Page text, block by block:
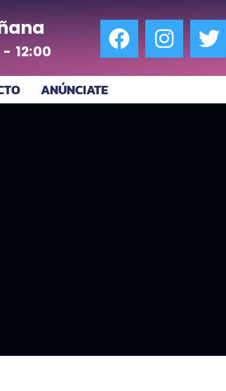
12:00
ANÚNCIATE